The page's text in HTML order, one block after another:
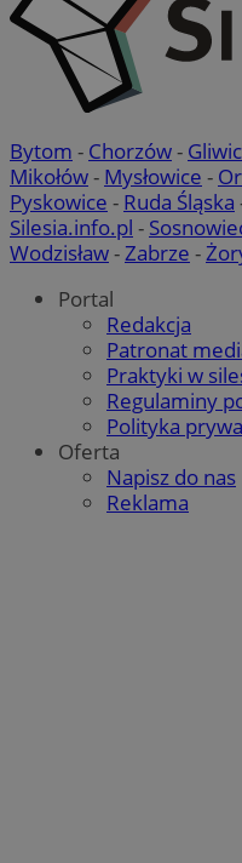
Bytom - Chorzów-
Mikołów- Mysłowice -
Pyskowice - Ruda Śląska
Silesia.info.pl -
Wodzisław-Zabrze -
Portal
Redakcja
Patronat
Praktyki w
Regulaminy
Polityka
Oferta
Napisz do nas
Reklama